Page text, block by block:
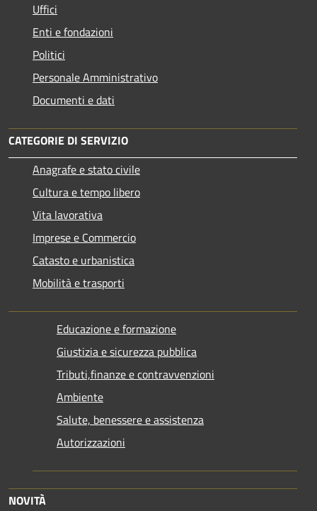
Uffici
Enti e fondazioni
Politici
Personale Amministrativo
Documenti e dati
CATEGORIE DI SERVIZIO
Anagrafe e stato civile
Cultura e tempo libero
Vita lavorativa
Imprese e Commercio
Catasto e urbanistica
Mobilità e trasporti
Educazione e formazione
Giustizia e sicurezza pubblica
Tributi,finanze e contravvenzioni
Ambiente
Salute, benessere e assistenza
Autorizzazioni
NOVITÀ